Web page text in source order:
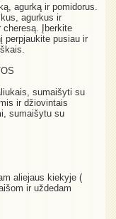
agurką ir pomidorus.
agurkus ir
Įberkite
perpjaukite pusiau ir
sumaišyti su
ir džiovintais
sumaišytu su
aliejaus kiekyje (
ir uždedam